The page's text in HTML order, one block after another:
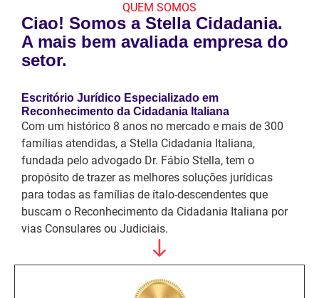
QUEM SOMOS
Ciao! Somos a Stella Cidadania.
A mais bem avaliada empresa do
setor.
Escritório Jurídico Especializado em
Reconhecimento da Cidadania Italiana
Com um histórico 8 anos no mercado e mais de 300
famílias atendidas, a Stella Cidadania Italiana,
fundada pelo advogado Dr. Fábio Stella, tem o
propósito de trazer as melhores soluções jurídicas
para todas as famílias de ítalo-descendentes que
buscam o Reconhecimento da Cidadania Italiana por
vias Consulares ou Judiciais.